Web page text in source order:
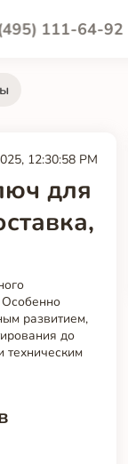
111-64-92
12:30:58 PM
для
Особенно
развитием,
до
техническим